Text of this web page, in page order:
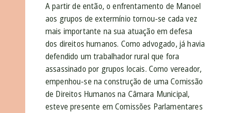
A partir de então, o enfrentamento de Manoel
aos grupos de extermínio tornou-se cada vez
mais importante na sua atuação em defesa
dos direitos humanos. Como advogado, já havia
defendido um trabalhador rural que fora
assassinado por grupos locais. Como vereador,
empenhou-se na construção de uma Comissão
de Direitos Humanos na Câmara Municipal,
esteve presente em Comissões Parlamentares